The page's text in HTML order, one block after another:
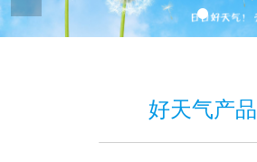
好天气产品